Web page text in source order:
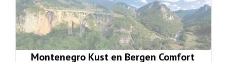
Montenegro Kust en Bergen Comfort